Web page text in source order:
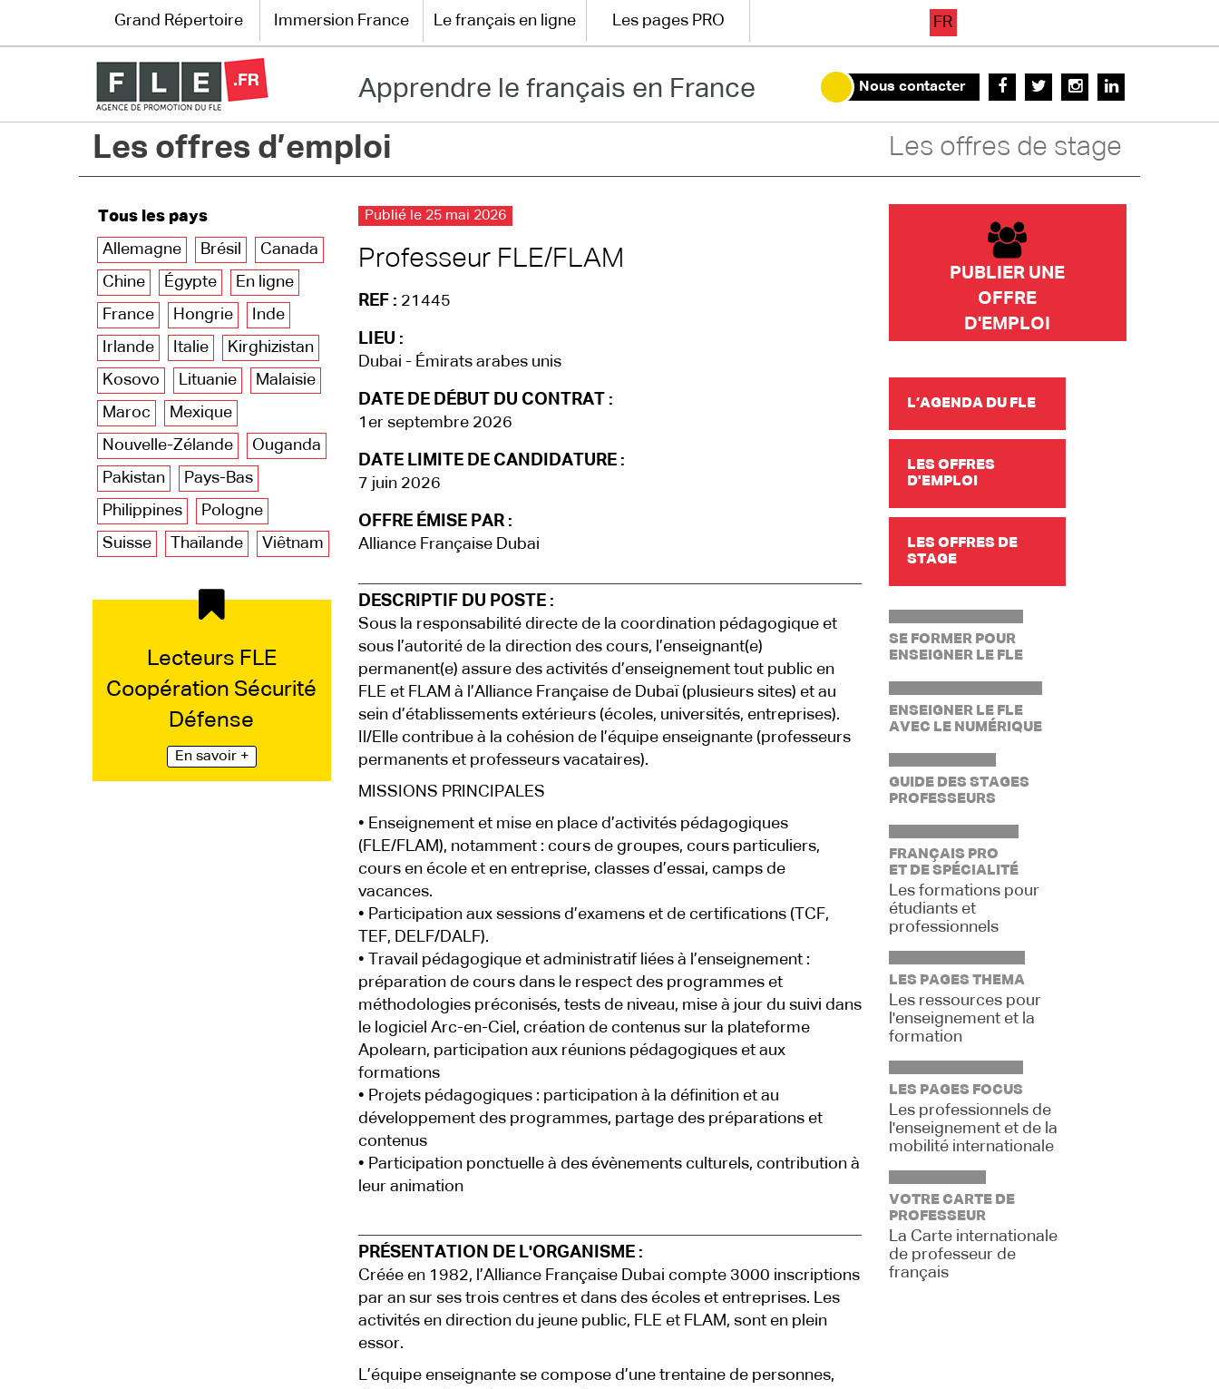
Grand Répertoire
Immersion France
Les pages PRO
Grand Répertoire Immersion France Le français en ligne Les pages PRO FR
Apprendre le français en France Nous contacter
Les offres d’emploi Les offres de stage
Tous les pays
Allemagne
Brésil
Canada
Chine
Égypte
En ligne
France
Hongrie
Inde
Irlande
Italie
Kirghizistan
Kosovo
Lituanie
Malaisie
Maroc
Mexique
Nouvelle-Zélande
Ouganda
Pakistan
Pays-Bas
Philippines
Pologne
Suisse
Thaïlande Viêtnam
Lecteurs FLE
Coopération Sécurité
Défense
En savoir +
Publié le 25 mai 2026
Professeur FLE/FLAM
REF : 21445
LIEU :
Dubai - Émirats arabes unis
DATE DE DÉBUT DU CONTRAT :
1er septembre 2026
DATE LIMITE DE CANDIDATURE :
7 juin 2026
OFFRE ÉMISE PAR :
Alliance Française Dubai
DESCRIPTIF DU POSTE :
Sous la responsabilité directe de la coordination pédagogique et
sous l’autorité de la direction des cours, l’enseignant(e)
permanent(e) assure des activités d’enseignement tout public en
FLE et FLAM à l’Alliance Française de Dubaï (plusieurs sites) et au
sein d’établissements extérieurs (écoles, universités, entreprises).
Il/Elle contribue à la cohésion de l’équipe enseignante (professeurs
permanents et professeurs vacataires).
MISSIONS PRINCIPALES
• Enseignement et mise en place d’activités pédagogiques
(FLE/FLAM), notamment : cours de groupes, cours particuliers,
cours en école et en entreprise, classes d’essai, camps de
vacances.
• Participation aux sessions d’examens et de certifications (TCF,
TEF, DELF/DALF).
• Travail pédagogique et administratif liées à l’enseignement :
préparation de cours dans le respect des programmes et
méthodologies préconisés, tests de niveau, mise à jour du suivi dans
le logiciel Arc-en-Ciel, création de contenus sur la plateforme
Apolearn, participation aux réunions pédagogiques et aux
formations
• Projets pédagogiques : participation à la définition et au
développement des programmes, partage des préparations et
contenus
• Participation ponctuelle à des évènements culturels, contribution à
leur animation
PRÉSENTATION DE L'ORGANISME :
Créée en 1982, l’Alliance Française Dubai compte 3000 inscriptions
par an sur ses trois centres et dans des écoles et entreprises. Les
activités en direction du jeune public, FLE et FLAM, sont en plein
essor.
L’équipe enseignante se compose d’une trentaine de personnes,
PUBLIER UNE
OFFRE
D'EMPLOI
L’AGENDA DU FLE
LES OFFRES
D'EMPLOI
LES OFFRES DE
STAGE
SE FORMER POUR
ENSEIGNER LE FLE
ENSEIGNER LE FLE
AVEC LE NUMÉRIQUE
GUIDE DES STAGES
PROFESSEURS
FRANÇAIS PRO
ET DE SPÉCIALITÉ
Les formations pour
étudiants et
professionnels
LES PAGES THEMA
Les ressources pour
l'enseignement et la
formation
LES PAGES FOCUS
Les professionnels de
l'enseignement et de la
mobilité internationale
VOTRE CARTE DE
PROFESSEUR
La Carte internationale
de professeur de
français